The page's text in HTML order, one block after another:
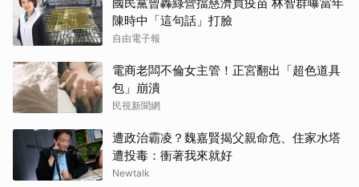
陳時中「這句話」打臉
自由電子報
電商老闆不倫女主管！正宮翻出「超色道具
包」崩潰
民視新聞網
遭政治霸凌？魏嘉賢揭父親命危、住家水塔
遭投毒：衝著我來就好
Newtalk